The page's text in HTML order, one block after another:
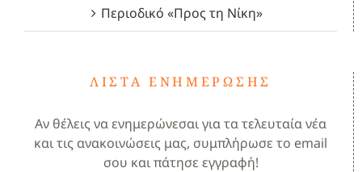
Περιοδικό «Προς τη Νίκη»
ΛΊΣΤΑ ΕΝΗΜΈΡΩΣΗΣ
Αν θέλεις να ενημερώνεσαι για τα τελευταία νέα
και τις ανακοινώσεις μας, συμπλήρωσε το email
σου και πάτησε εγγραφή!